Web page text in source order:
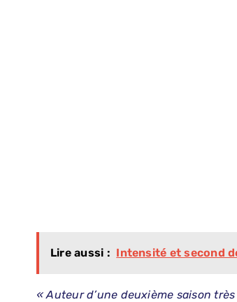
Lire aussi : Intensité et second
« Auteur d’une deuxième saison